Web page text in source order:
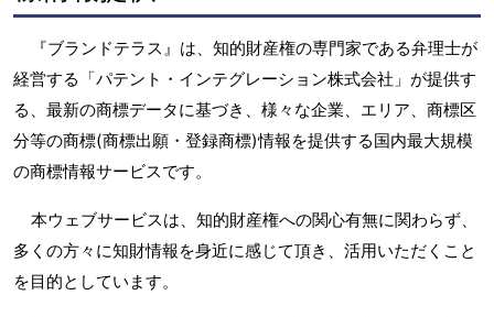
『ブランドテラス』は、知的財産権の専門家である弁理士が
経営する「パテント・インテグレーション株式会社」が提供す
る、最新の商標データに基づき、様々な企業、エリア、商標区
分等の商標(商標出願・登録商標)情報を提供する国内最大規模
の商標情報サービスです。
本ウェブサービスは、知的財産権への関心有無に関わらず、
多くの方々に知財情報を身近に感じて頂き、活用いただくこと
を目的としています。